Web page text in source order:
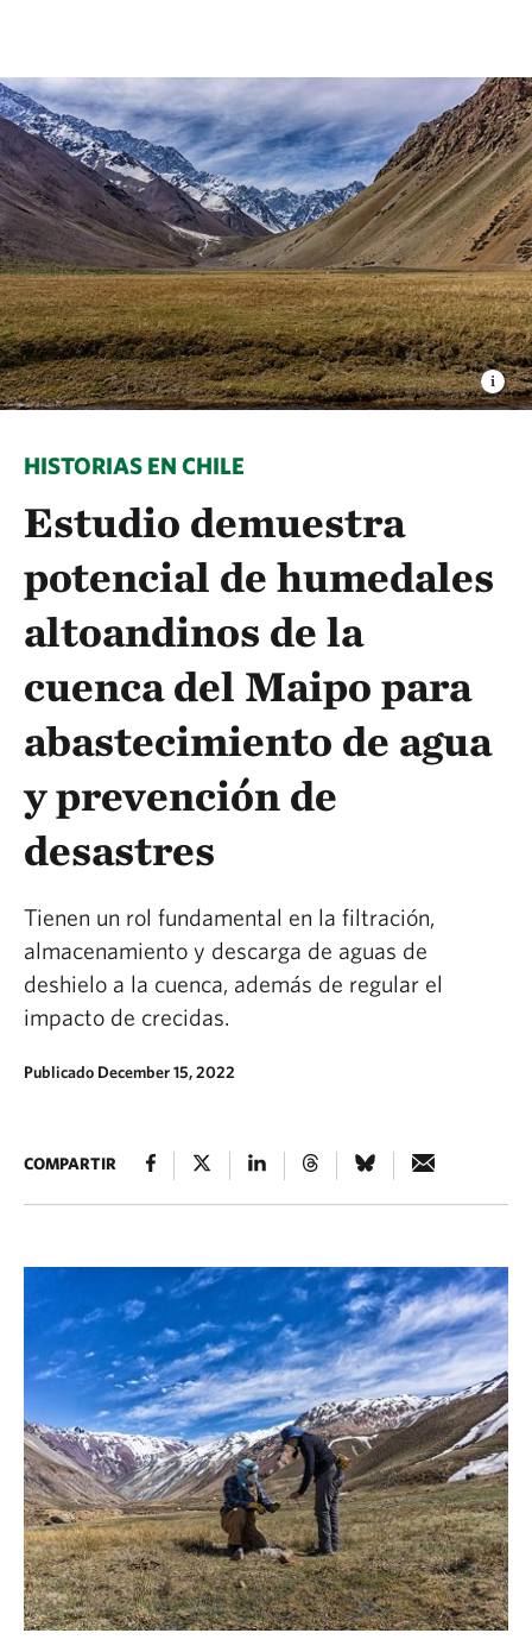
HISTORIAS EN CHILE
Estudio demuestra
potencial de humedales
altoandinos de la
cuenca del Maipo para
abastecimiento de agua
y prevención de
desastres
Tienen un rol fundamental en la filtración,
almacenamiento y descarga de aguas de
deshielo a la cuenca, además de regular el
impacto de crecidas.
Publicado December 15, 2022
COMPARTIR